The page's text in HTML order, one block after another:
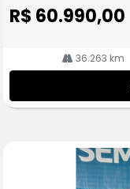
R$ 60.990,00
36.263 km